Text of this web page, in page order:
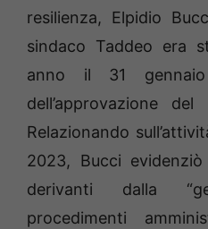
resilienza, Elpidio
sindaco Taddeo era
anno il 31
dell’approvazione
Relazionando
2023, Bucci
derivanti dalla
procedimenti